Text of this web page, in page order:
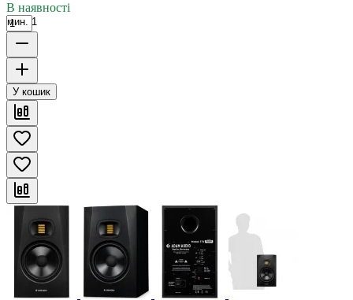
В наявності
мин. 1
У кошик